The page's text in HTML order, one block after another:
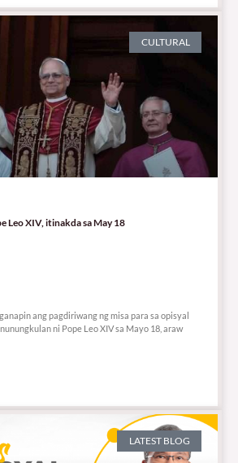
CULTURAL
Leo XIV, itinakda sa May 18
ang pagdiriwang ng misa para sa opisyal
ni Pope Leo XIV sa Mayo 18, araw
LATEST BLOG